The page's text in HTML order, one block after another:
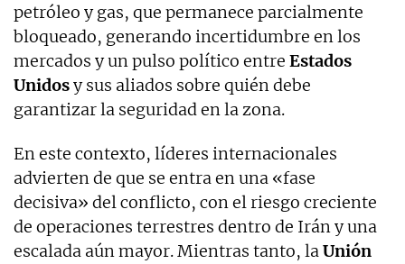
petróleo y gas, que permanece parcialmente
bloqueado, generando incertidumbre en los
mercados y un pulso político entre Estados
Unidosy sus aliados sobre quién debe
garantizar la seguridad en la zona.
En este contexto, líderes internacionales
advierten de que se entra en una «fase
decisiva» del conflicto, con el riesgo creciente
de operaciones terrestres dentro de Irán y una
escalada aún mayor. Mientras tanto, laUnión